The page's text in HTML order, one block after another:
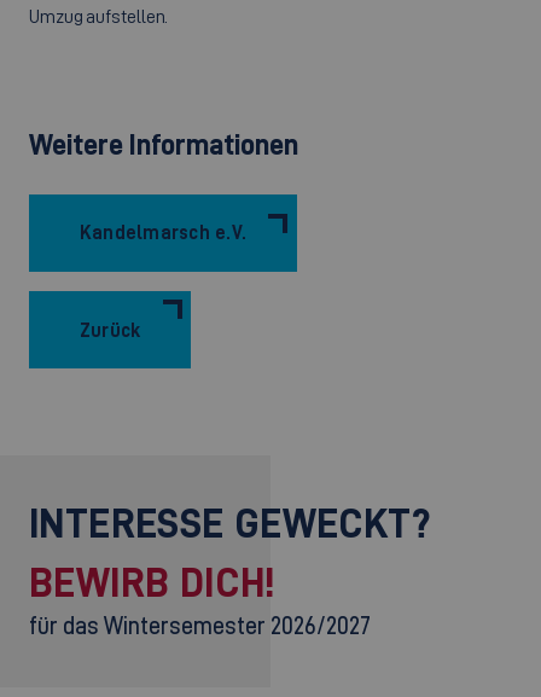
Umzug aufstellen.
Weitere Informationen
Kandelmarsch e.V.
Zurück
INTERESSE GEWECKT?
BEWIRB DICH!
für das Wintersemester 2026/2027